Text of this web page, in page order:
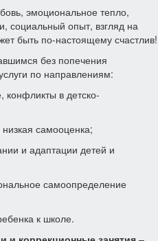
эмоциональное тепло,
социальный опыт, взгляд на
быть по-настоящему счастлив!
без попечения
по направлениям:
в детско-
самооценка;
и адаптации детей и
самоопределение
к школе.